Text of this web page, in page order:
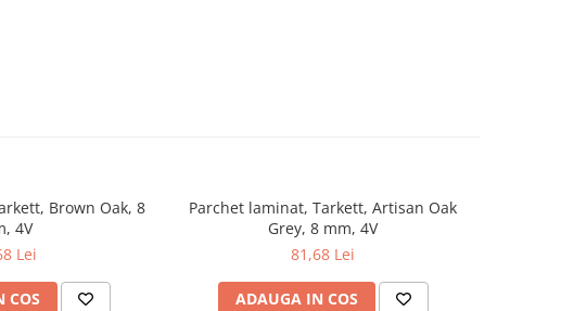
Brown Oak, 8
4V
Lei
COS
Parchet laminat, Tarkett, Artisan Oak
Grey, 8 mm, 4V
81,68 Lei
ADAUGA IN COS